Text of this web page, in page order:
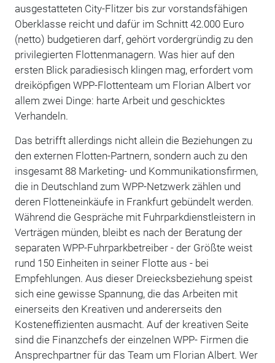
ausgestatteten City-Flitzer bis zur vorstandsfähigen
Oberklasse reicht und dafür im Schnitt 42.000 Euro
(netto) budgetieren darf, gehört vordergründig zu den
privilegierten Flottenmanagern. Was hier auf den
ersten Blick paradiesisch klingen mag, erfordert vom
dreiköpfigen WPP-Flottenteam um Florian Albert vor
allem zwei Dinge: harte Arbeit und geschicktes
Verhandeln.
Das betrifft allerdings nicht allein die Beziehungen zu
den externen Flotten-Partnern, sondern auch zu den
insgesamt 88 Marketing- und Kommunikationsfirmen,
die in Deutschland zum WPP-Netzwerk zählen und
deren Flotteneinkäufe in Frankfurt gebündelt werden.
Während die Gespräche mit Fuhrparkdienstleistern in
Verträgen münden, bleibt es nach der Beratung der
separaten WPP-Fuhrparkbetreiber - der Größte weist
rund 150 Einheiten in seiner Flotte aus - bei
Empfehlungen. Aus dieser Dreiecksbeziehung speist
sich eine gewisse Spannung, die das Arbeiten mit
einerseits den Kreativen und andererseits den
Kosteneffizienten ausmacht. Auf der kreativen Seite
sind die Finanzchefs der einzelnen WPP- Firmen die
Ansprechpartner für das Team um Florian Albert. Wer